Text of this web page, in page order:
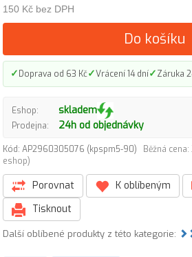
150 Kč bez DPH
Do košíku
✓Doprava od 63 Kč✓Vrácení 14 dní✓Záruka
Eshop: skladem
Prodejna: 24h od objednávky
Kód: AP2960305076 (kpspm5-90)
Běžná
eshop)
Porovnat K oblíbeným
Tisknout
Další oblíbené produkty z této kategorie: